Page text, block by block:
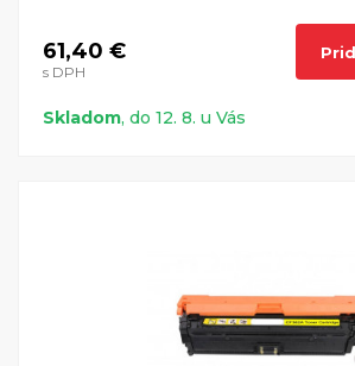
61,40 €
s DPH
Skladom, do 12. 8. u Vás